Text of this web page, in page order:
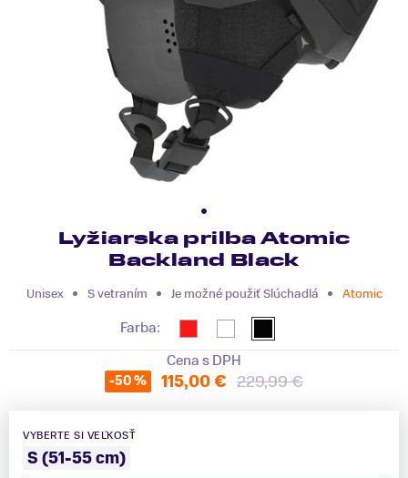
Lyžiarska prilba Atomic
Backland Black
Unisex S vetraním Je možné použiť Slúchadlá Atomic
Farba:
Cena s DPH
-50 % 115,00 € 229,99 €
VYBERTE SI VEĽKOSŤ
S (51-55 cm)